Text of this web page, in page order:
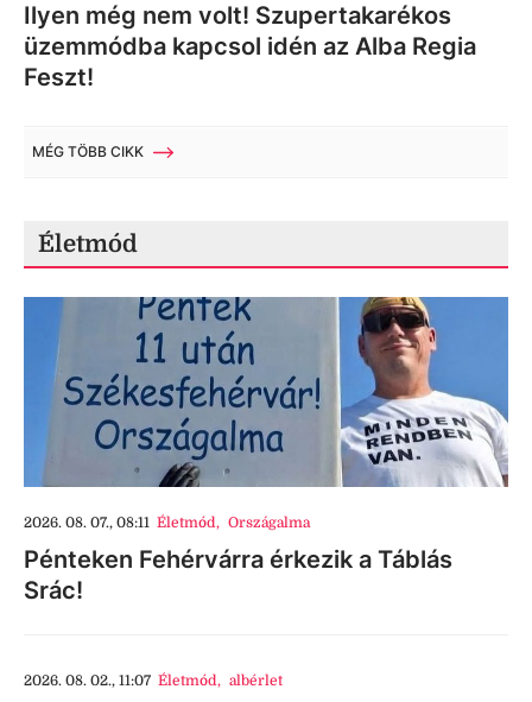
Ilyen még nem volt! Szupertakarékos
üzemmódba kapcsol idén az Alba Regia
Feszt!
MÉG TÖBB CIKK
Életmód
2026. 08. 07., 08:11 Életmód, Országalma
Pénteken Fehérvárra érkezik a Táblás
Srác!
2026. 08. 02., 11:07 Életmód, albérlet